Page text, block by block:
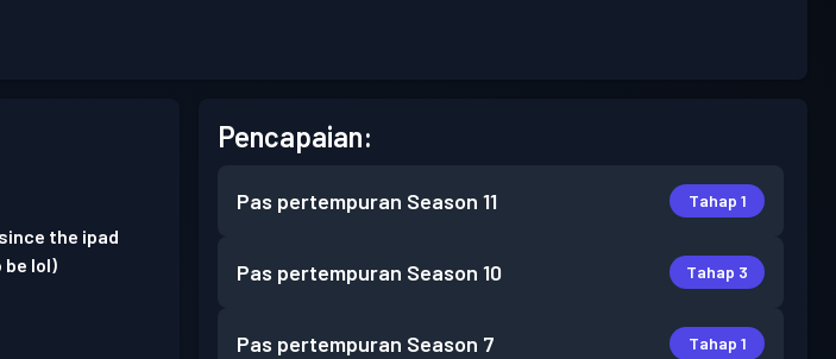
the ipad
be lol)
Pencapaian:
Pas pertempuran Season 11 Tahap 1
Pas pertempuran Season 10 Tahap 3
Pas pertempuran Season 7 Tahap 1